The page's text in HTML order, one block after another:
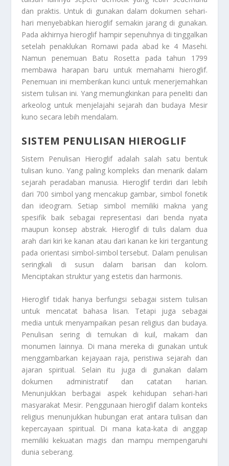
dan praktis. Untuk di gunakan dalam dokumen sehari-
hari menyebabkan hieroglif semakin jarang di gunakan.
Pada akhirnya hieroglif hampir sepenuhnya di tinggalkan
setelah penaklukan Romawi pada abad ke 4 Masehi.
Namun penemuan Batu Rosetta pada tahun 1799
membawa harapan baru untuk memahami hieroglif.
Penemuan ini memberikan kunci untuk menerjemahkan
sistem tulisan ini. Yang memungkinkan para peneliti dan
arkeolog untuk menjelajahi sejarah dan budaya Mesir
kuno secara lebih mendalam.
SISTEM PENULISAN HIEROGLIF
Sistem Penulisan Hieroglif adalah salah satu bentuk
tulisan kuno. Yang paling kompleks dan menarik dalam
sejarah peradaban manusia. Hieroglif terdiri dari lebih
dari 700 simbol yang mencakup gambar, simbol fonetik
dan ideogram. Setiap simbol memiliki makna yang
spesifik baik sebagai representasi dari benda nyata
maupun konsep abstrak. Hieroglif di tulis dalam dua
arah dari kiri ke kanan atau dari kanan ke kiri tergantung
pada orientasi simbol-simbol tersebut. Dalam penulisan
seringkali di susun dalam barisan dan kolom.
Menciptakan struktur yang estetis dan harmonis.
Hieroglif tidak hanya berfungsi sebagai sistem tulisan
untuk mencatat bahasa lisan. Tetapi juga sebagai
media untuk menyampaikan pesan religius dan budaya.
Penulisan sering di temukan di kuil, makam dan
monumen lainnya. Di mana mereka di gunakan untuk
menggambarkan kejayaan raja, peristiwa sejarah dan
ajaran spiritual. Selain itu juga di gunakan dalam
dokumen administratif dan catatan harian.
Menunjukkan berbagai aspek kehidupan sehari-hari
masyarakat Mesir. Penggunaan hieroglif dalam konteks
religius menunjukkan hubungan erat antara tulisan dan
kepercayaan spiritual. Di mana kata-kata di anggap
memiliki kekuatan magis dan mampu mempengaruhi
dunia seberang.